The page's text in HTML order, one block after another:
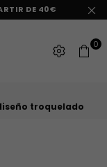
DE 40€
0
troquelado